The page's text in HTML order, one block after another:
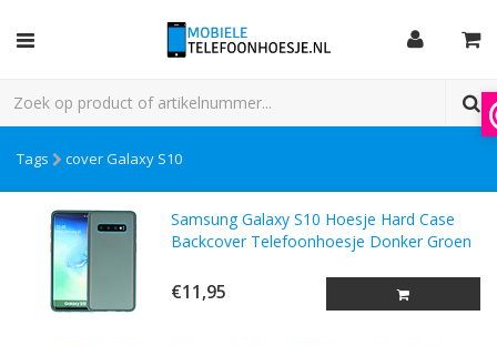
Tags cover Galaxy S10
Samsung Galaxy S10 Hoesje Hard Case
Backcover Telefoonhoesje Donker Groen
€11,95